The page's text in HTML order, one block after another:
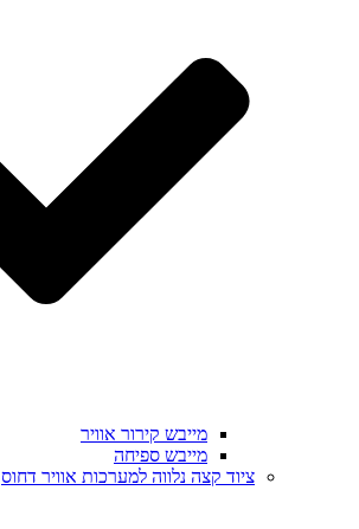
מייבש קירור אוויר
מייבש ספיחה
ציוד קצה נלווה למערכות אוויר דחוס